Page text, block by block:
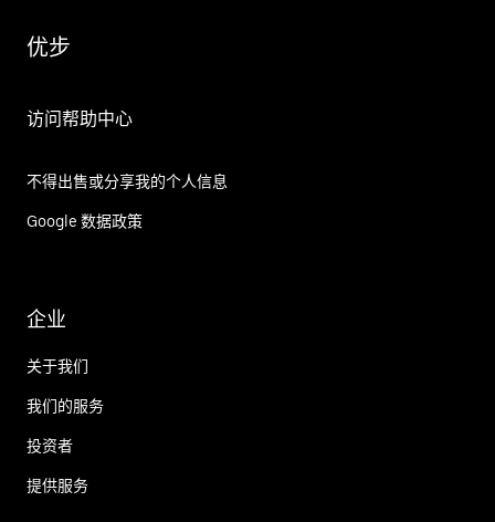
优步
访问帮助中心
不得出售或分享我的个人信息
Google 数据政策
企业
关于我们
我们的服务
投资者
提供服务